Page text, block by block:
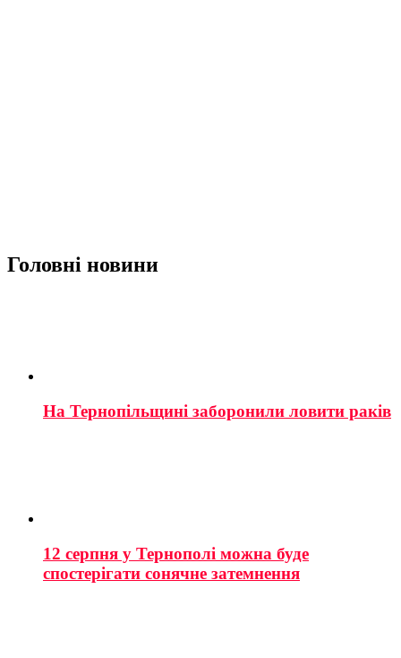
Головні новини
На Тернопільщині заборонили ловити раків
12 серпня у Тернополі можна буде
спостерігати сонячне затемнення